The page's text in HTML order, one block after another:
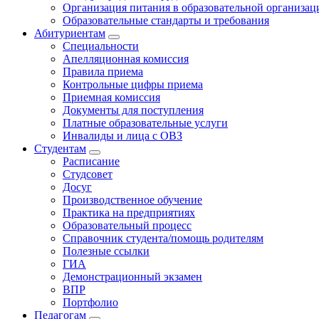
Организация питания в образовательной
Образовательные стандарты и требования
Абитуриентам
Специальности
Апелляционная комиссия
Правила приема
Контрольные цифры приема
Приемная комиссия
Документы для поступления
Платные образовательные услуги
Инвалиды и лица с ОВЗ
Студентам
Расписание
Студсовет
Досуг
Производственное обучение
Практика на предприятиях
Образовательный процесс
Справочник студента/помощь родителям
Полезные ссылки
ГИА
Демонстрационный экзамен
ВПР
Портфолио
Педагогам